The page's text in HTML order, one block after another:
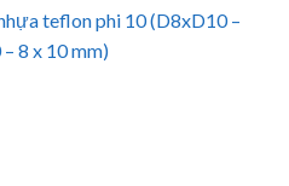
teflon phi 10 (D8xD10 –
8 x 10 mm)